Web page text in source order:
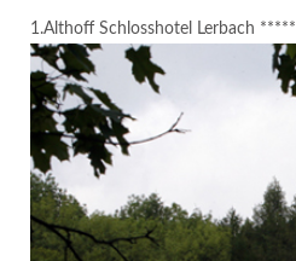
1.Althoff Schlosshotel Lerbach *****